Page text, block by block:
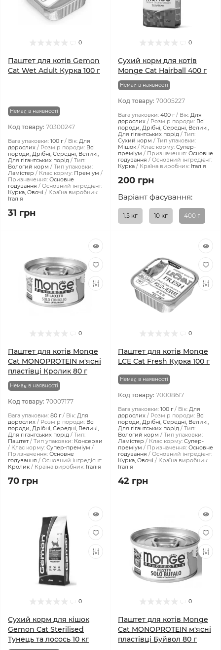
0
Паштет для котів Gemon
Cat Wet Adult Курка 100 г
Немає в наявності
Код товару: 70300247
Вага упаковки: 100 г Вік: Для
дорослих
Розмір породи: Всі
породи, Дрібні, Середні, Великі,
Для гігантських порід
Тип:
Вологий корм
Тип упаковки:
Ламістер
Клас корму: Преміум
Призначення: Основне
годування
Основний інгредієнт:
Курка, Овочі
Країна виробник:
Італія
31 грн
0
Сухий корм для котів
Monge Cat Hairball 400 г
Немає в наявності
Код товару: 70005227
Вага упаковки: 400 г Вік: Для
дорослих
Розмір породи: Всі
породи, Дрібні, Середні, Великі,
Для гігантських порід
Тип:
Сухий корм
Тип упаковки:
Мішок
Клас корму: Супер-
преміум
Призначення: Основне
годування
Основний інгредієнт:
Курка
Країна виробник: Італія
200 грн
Варіант фасування:
1.5 кг 10 кг 400 г
0
Паштет для котів Monge
Cat MONOPROTEIN м'ясні
пластівці Кролик 80 г
Немає в наявності
Код товару: 70007177
Вага упаковки: 80 г Вік: Для
дорослих
Розмір породи: Всі
породи, Дрібні, Середні, Великі,
Для гігантських порід
Тип:
Паштет
Тип упаковки: Консерви
Клас корму: Супер-преміум
Призначення: Основне
годування
Основний інгредієнт:
Кролик
Країна виробник: Італія
70 грн
0
Паштет для котів Monge
LCE Cat Fresh Курка 100 г
Немає в наявності
Код товару: 70008617
Вага упаковки: 100 г Вік: Для
дорослих
Розмір породи: Всі
породи, Дрібні, Середні, Великі,
Для гігантських порід
Тип:
Вологий корм
Тип упаковки:
Ламістер
Клас корму: Супер-
преміум
Призначення: Основне
годування
Основний інгредієнт:
Курка, Овочі
Країна виробник:
Італія
42 грн
0
Сухий корм для кішок
Gemon Cat Sterilised
Тунець та лосось 10 кг
0
Паштет для котів Monge
Cat MONOPROTEIN м'ясні
пластівці Буйвол 80 г